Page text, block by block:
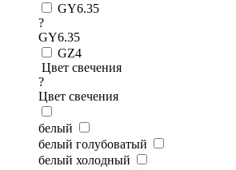
GY6.35
?
GY6.35
GZ4
Цвет свечения
?
Цвет свечения
белый
белый голубоватый
белый холодный